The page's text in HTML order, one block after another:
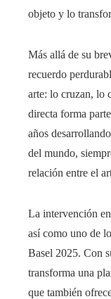
objeto y lo
Más allá de su
recuerdo
arte: lo cruzan, lo
directa forma
años
del mundo,
relación entre el
La intervención
así como uno de
Basel 2025. Con
transforma una
que también